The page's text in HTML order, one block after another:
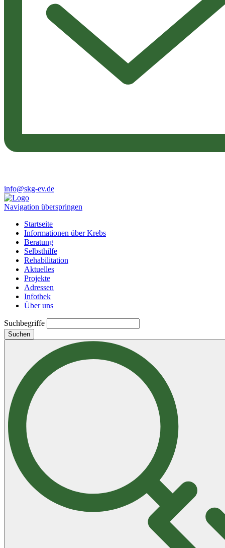
info@skg-ev.de
Navigation überspringen
Startseite
Informationen über Krebs
Beratung
Selbsthilfe
Rehabilitation
Aktuelles
Projekte
Adressen
Infothek
Über uns
Suchbegriffe
Suchen